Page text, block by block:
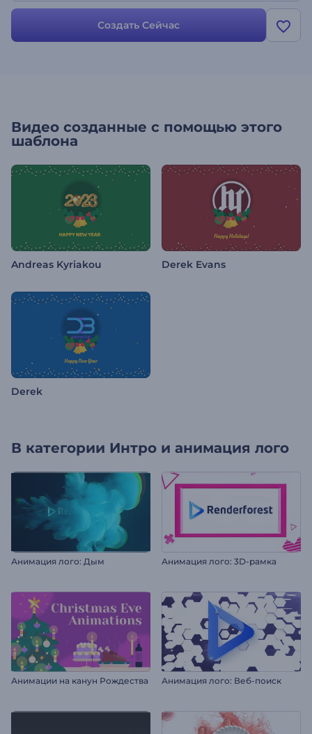
Создать Сейчас
Видео созданные с помощью этого
шаблона
Andreas Kyriakou Derek Evans
Derek
В категории Интро и анимация лого
Анимация лого: Дым Анимация лого: 3D-рамка
Анимации на канун Рождества Анимация лого: Веб-поиск